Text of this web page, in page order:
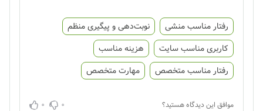
رفتار مناسب منشی
نوبت‌دهی و پیگیری منظم
کاربری مناسب سایت
هزینه مناسب
رفتار مناسب متخصص
مهارت متخصص
موافق این دیدگاه هستید؟ 0
0